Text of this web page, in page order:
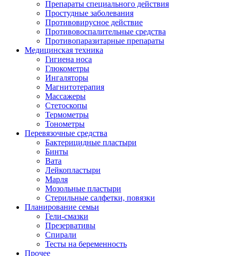
Препараты специального действия
Простудные заболевания
Противовирусное действие
Противовоспалительные средства
Противопаразитарные препараты
Медицинская техника
Гигиена носа
Глюкометры
Ингаляторы
Магнитотерапия
Массажеры
Стетоскопы
Термометры
Тонометры
Перевязочные средства
Бактерицидные пластыри
Бинты
Вата
Лейкопластыри
Марля
Мозольные пластыри
Стерильные салфетки, повязки
Планирование семьи
Гели-смазки
Презервативы
Спирали
Тесты на беременность
Прочее